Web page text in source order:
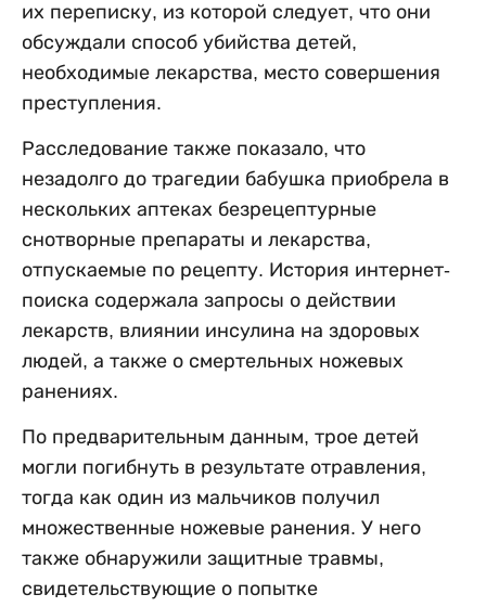
их переписку, из которой следует, что они
обсуждали способ убийства детей,
необходимые лекарства, место совершения
преступления.
Расследование также показало, что
незадолго до трагедии бабушка приобрела в
нескольких аптеках безрецептурные
снотворные препараты и лекарства,
отпускаемые по рецепту. История интернет-
поиска содержала запросы о действии
лекарств, влиянии инсулина на здоровых
людей, а также о смертельных ножевых
ранениях.
По предварительным данным, трое детей
могли погибнуть в результате отравления,
тогда как один из мальчиков получил
множественные ножевые ранения. У него
также обнаружили защитные травмы,
свидетельствующие о попытке